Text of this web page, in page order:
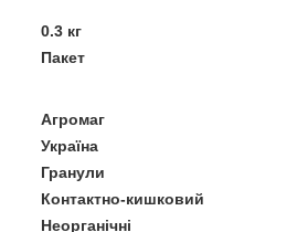
0.3 кг
Пакет
Агромаг
Україна
Гранули
Контактно-кишковий
Неорганічні